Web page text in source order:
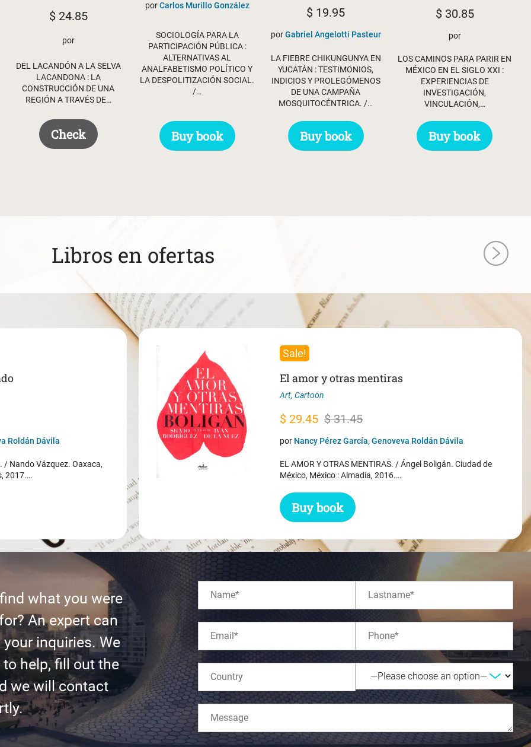
$24.85
por
DEL LACANDÓN A LA SELVA
LACANDONA : LA
CONSTRUCCIÓN DE UNA
REGIÓN A TRAVÉS DE…
Check
porCarlos Murillo González
SOCIOLOGÍA PARA LA
PARTICIPACIÓN PÚBLICA :
ALTERNATIVAS AL
ANALFABETISMO POLÍTICO Y
LA DESPOLITIZACIÓN SOCIAL.
/…
Buy book
$ 19.95
porGabriel Angelotti Pasteur
LA FIEBRE CHIKUNGUNYA EN
YUCATÁN : TESTIMONIOS,
INDICIOS Y PROLEGÓMENOS
DE UNA CAMPAÑA
MOSQUITOCÉNTRICA. /…
Buy book
$30.85
por
LOS CAMINOS PARA PARIR EN
MÉXICO EN EL SIGLO XXI :
EXPERIENCIAS DE
INVESTIGACIÓN,
VINCULACIÓN,…
Buy book
Libros en ofertas
Roldán Dávila
/ Nando Vázquez. Oaxaca,
2017.…
Sale!
El amor y otras mentiras
Art, Cartoon
$31.45
Original
price
$ 31.45.
$ 29.45
Current
price
$ 29.45.
por Nancy Pérez García, Genoveva Roldán Dávila
EL AMOR Y OTRAS MENTIRAS. / Ángel Boligán. Ciudad de
México, México : Almadía, 2016.…
Buy book
what you were
An expert can
inquiries. We
to help, fill out the
we will contact